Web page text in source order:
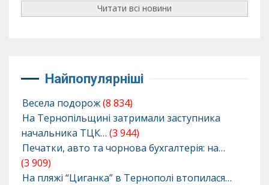
Читати всі новини
Найпопулярніші
Весела подорож(8 834)
На Тернопільщині затримали заступника
начальника ТЦК… (3 944)
Печатки, авто та чорнова бухгалтерія: на…
(3 909)
На пляжі “Циганка” в Тернополі втопилася…